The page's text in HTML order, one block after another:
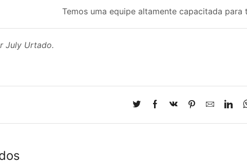
Temos uma equipe altamente capacitada para
July Urtado.